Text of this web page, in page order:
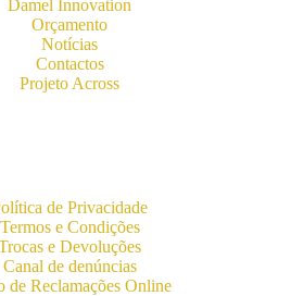
Damel Innovation
Orçamento
Notícias
Contactos
Projeto Across
de Privacidade
Termos e Condições
e Devoluções
Canal de denúncias
de Reclamações Online